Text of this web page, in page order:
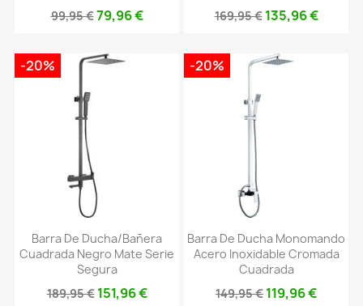
99,95 €79,96 €
169,95 € 135,96 €
Barra De Ducha/bañera
Cuadrada Negro Mate Serie
Segura
189,95 € 151,96 €
-20%
Barra De Ducha Monomando
Acero Inoxidable Cromada
Cuadrada
149,95 € 119,96 €
-20%